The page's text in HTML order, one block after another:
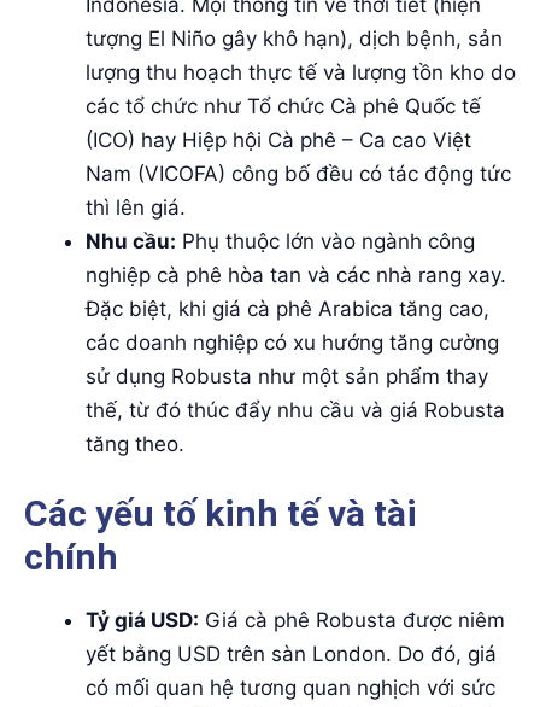
Indonesia. Mọi thông tin về thời tiết (hiện
tượng El Niño gây khô hạn), dịch bệnh, sản
lượng thu hoạch thực tế và lượng tồn kho do
các tổ chức như Tổ chức Cà phê Quốc tế
(ICO) hay Hiệp hội Cà phê – Ca cao Việt
Nam (VICOFA) công bố đều có tác động tức
thì lên giá.
Nhu cầu: Phụ thuộc lớn vào ngành công
nghiệp cà phê hòa tan và các nhà rang xay.
Đặc biệt, khi giá cà phê Arabica tăng cao,
các doanh nghiệp có xu hướng tăng cường
sử dụng Robusta như một sản phẩm thay
thế, từ đó thúc đẩy nhu cầu và giá Robusta
tăng theo.
Các yếu tố kinh tế và tài
chính
Tỷ giá USD: Giá cà phê Robusta được niêm
yết bằng USD trên sàn London. Do đó, giá
có mối quan hệ tương quan nghịch với sức